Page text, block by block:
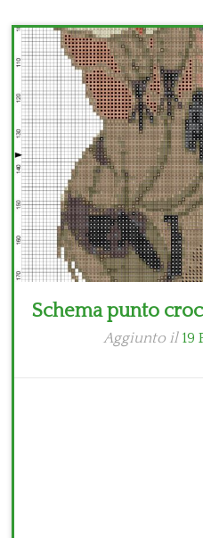
Schema punto
Aggiunto il 19